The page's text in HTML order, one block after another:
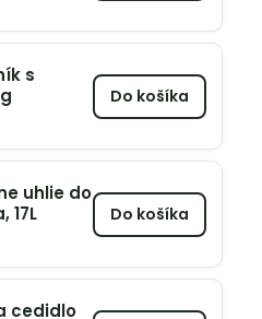
s
Do košíka
uhlie do
17L
Do košíka
cedidlo